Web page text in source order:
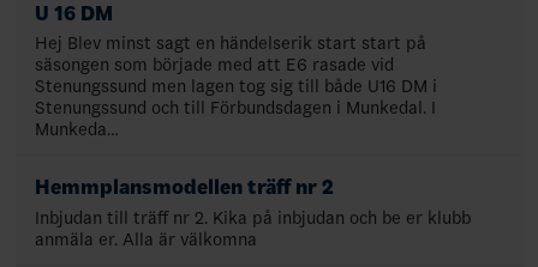
U 16 DM
Hej Blev minst sagt en händelserik start start på
säsongen som började med att E6 rasade vid
Stenungssund men lagen tog sig till både U16 DM i
Stenungssund och till Förbundsdagen i Munkedal. I
Munkeda…
Hemmplansmodellen träff nr 2
Inbjudan till träff nr 2. Kika på inbjudan och be er klubb
anmäla er. Alla är välkomna